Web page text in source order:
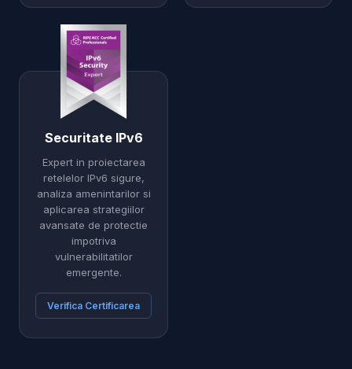
Securitate IPv6
Expert in proiectarea
retelelor IPv6 sigure,
analiza amenintarilor si
aplicarea strategiilor
avansate de protectie
impotriva
vulnerabilitatilor
emergente.
Verifica Certificarea